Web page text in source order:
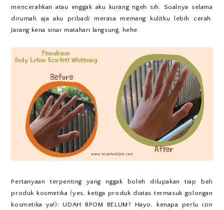
mencerahkan atau enggak aku kurang ngeh sih. Soalnya selama
dirumah aja aku pribadi merasa memang kulitku lebih cerah.
Jarang kena sinar matahari langsung, hehe.
Pertanyaan terpenting yang nggak boleh dilupakan tiap beli
produk kosmetika (yes, ketiga produk diatas termasuk golongan
kosmetika ya!): UDAH BPOM BELUM? Hayo, kenapa perlu izin